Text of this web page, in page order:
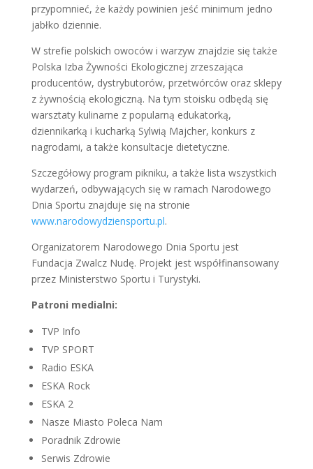
przypomnieć, że każdy powinien jeść minimum jedno
jabłko dziennie.
W strefie polskich owoców i warzyw znajdzie się także
Polska Izba Żywności Ekologicznej zrzeszająca
producentów, dystrybutorów, przetwórców oraz sklepy
z żywnością ekologiczną. Na tym stoisku odbędą się
warsztaty kulinarne z popularną edukatorką,
dziennikarką i kucharką Sylwią Majcher, konkurs z
nagrodami, a także konsultacje dietetyczne.
Szczegółowy program pikniku, a także lista wszystkich
wydarzeń, odbywających się w ramach Narodowego
Dnia Sportu znajduje się na stronie
www.narodowydziensportu.pl.
Organizatorem Narodowego Dnia Sportu jest
Fundacja Zwalcz Nudę. Projekt jest współfinansowany
przez Ministerstwo Sportu i Turystyki.
Patroni medialni:
TVP Info
TVP SPORT
Radio ESKA
ESKA Rock
ESKA 2
Nasze Miasto Poleca Nam
Poradnik Zdrowie
Serwis Zdrowie